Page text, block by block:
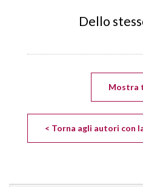
Dello
Mostra
< Torna agli autori con